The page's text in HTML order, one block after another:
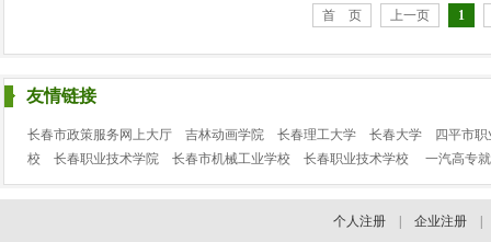
首 页 上一页 1
友情链接
长春市政策服务网上大厅 吉林动画学院 长春理工大学 长春大学
四平市
校
长春职业技术学院 长春市机械工业学校 长春职业技术学校 一汽高专
个人注册 企业注册